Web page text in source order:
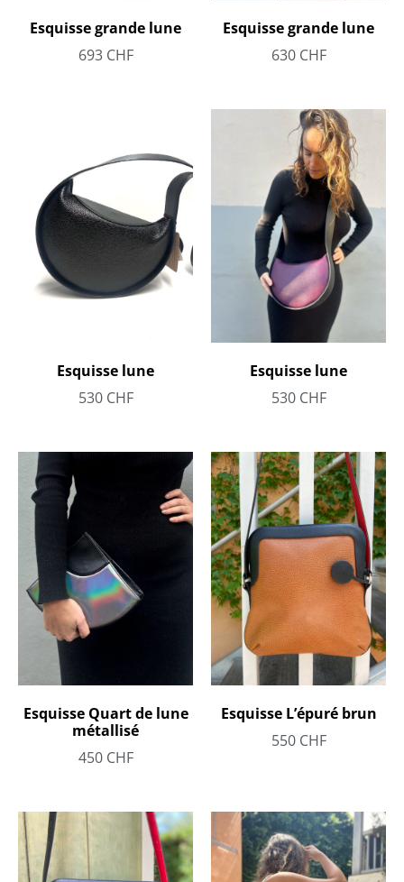
Esquisse grande lune
693 CHF
Esquisse grande lune
630 CHF
Esquisse lune
530 CHF
Esquisse lune
530 CHF
Esquisse Quart de lune
métallisé
450 CHF
Esquisse L’épuré brun
550 CHF